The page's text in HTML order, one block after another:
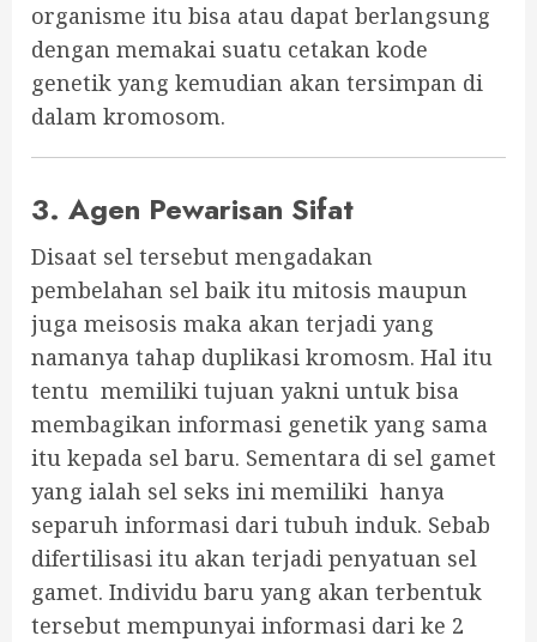
organisme itu bisa atau dapat berlangsung
dengan memakai suatu cetakan kode
genetik yang kemudian akan tersimpan di
dalam kromosom.
3. Agen Pewarisan Sifat
Disaat sel tersebut mengadakan
pembelahan sel baik itu mitosis maupun
juga meisosis maka akan terjadi yang
namanya tahap duplikasi kromosm. Hal itu
tentu memiliki tujuan yakni untuk bisa
membagikan informasi genetik yang sama
itu kepada sel baru. Sementara di sel gamet
yang ialah sel seks ini memiliki hanya
separuh informasi dari tubuh induk. Sebab
difertilisasi itu akan terjadi penyatuan sel
gamet. Individu baru yang akan terbentuk
tersebut mempunyai informasi dari ke 2